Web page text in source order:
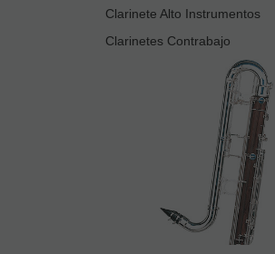
Clarinete Alto Instrumentos
Clarinetes Contrabajo